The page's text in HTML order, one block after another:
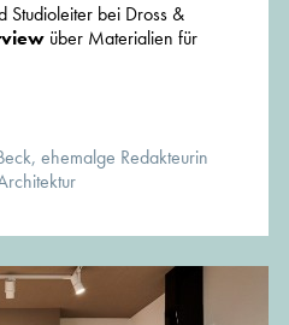
Studioleiter bei Dross &
über Materialien für
ehemalge Redakteurin